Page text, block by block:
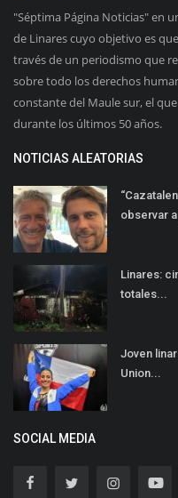
"Séptima Página Noticias" en
de Linares cuyo objetivo es
través de un periodismo que
sobre todo los derechos
constante del Maule sur, el
durante los últimos 50 años.
NOTICIAS ALEATORIAS
observar
Linares:
totales...
Joven
Union...
SOCIAL MEDIA